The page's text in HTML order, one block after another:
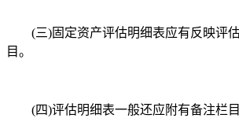
(三)固定资产评估明细表应有反映评估
目。
(四)评估明细表一般还应附有备注栏目